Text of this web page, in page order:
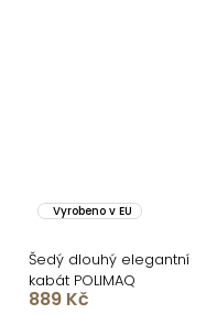
Vyrobeno v EU
Šedý dlouhý elegantní
kabát POLIMAQ
889 Kč